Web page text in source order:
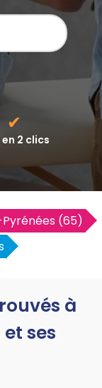
✔
en 2 clics
(65)
à
ses